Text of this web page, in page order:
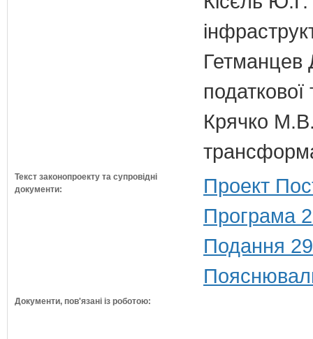
Гетманцев
податкової
Крячко
Текст законопроекту та супровідні
документи:
Проект
Програма
Подання
Документи, пов'язані із роботою: